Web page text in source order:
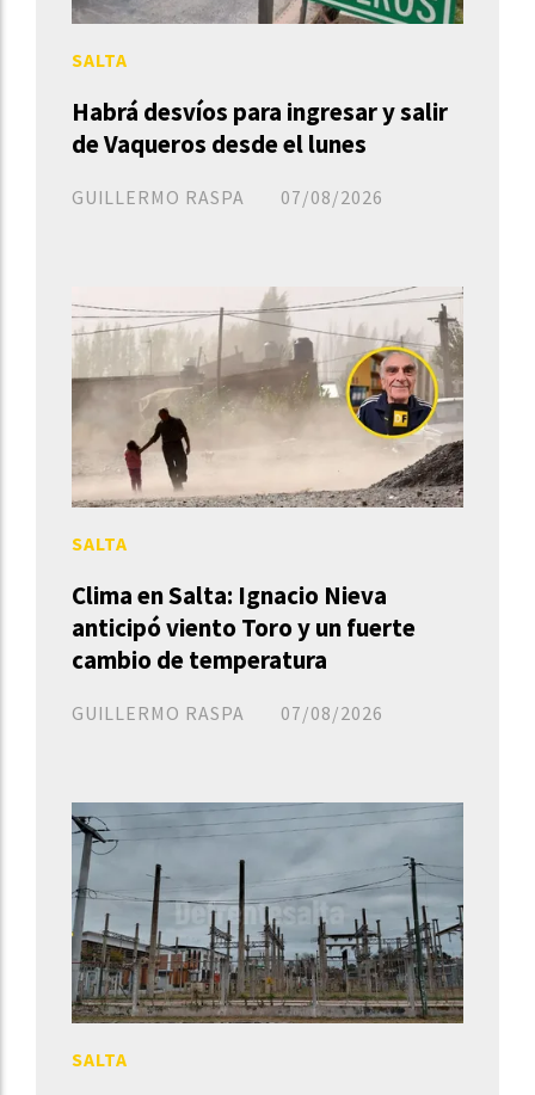
Habrá desvíos para ingresar y salir
de Vaqueros desde el lunes
GUILLERMO RASPA
SALTA
07/08/2026
Clima en Salta: Ignacio Nieva
anticipó viento Toro y un fuerte
cambio de temperatura
GUILLERMO RASPA
SALTA
07/08/2026
SALTA